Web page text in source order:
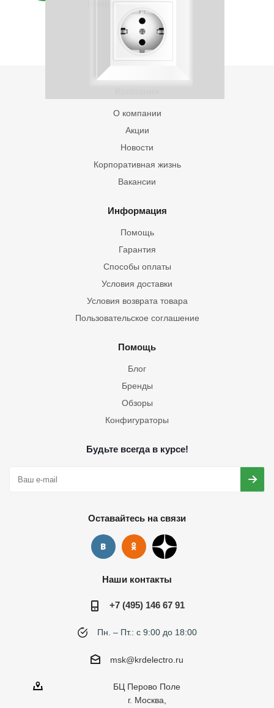
товаров
О компании
Акции
Новости
Корпоративная жизнь
Вакансии
Информация
Помощь
Гарантия
Способы оплаты
Условия доставки
Условия возврата товара
Пользовательское соглашение
Помощь
Блог
Бренды
Обзоры
Конфигураторы
Будьте всегда в курсе!
Оставайтесь на связи
Наши контакты
+7 (495) 146 67 91
Пн. – Пт.: с 9:00 до 18:00
msk@krdelectro.ru
БЦ Перово Поле
г. Москва,